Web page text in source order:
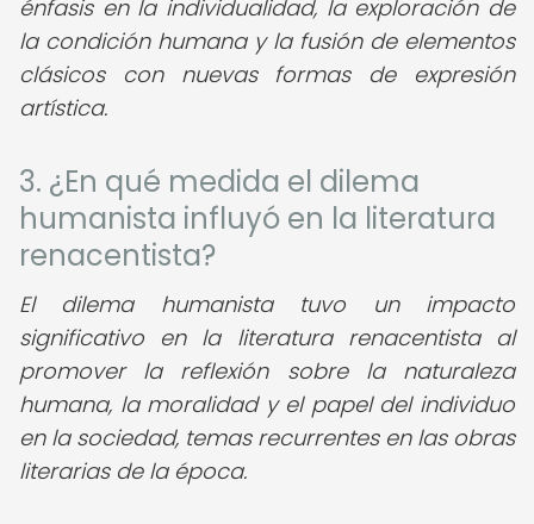
énfasis en la individualidad, la exploración de
la condición humana y la fusión de elementos
clásicos con nuevas formas de expresión
artística.
3. ¿En qué medida el dilema
humanista influyó en la literatura
renacentista?
El dilema humanista tuvo un impacto
significativo en la literatura renacentista al
promover la reflexión sobre la naturaleza
humana, la moralidad y el papel del individuo
en la sociedad, temas recurrentes en las obras
literarias de la época.